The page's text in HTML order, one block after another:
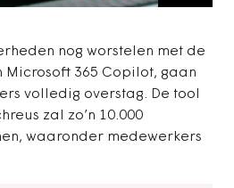
nog worstelen met de
Microsoft 365 Copilot, gaan
volledig overstag. De tool
zal zo’n 10.000
waaronder medewerkers